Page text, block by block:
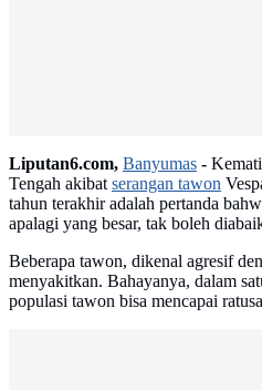
Liputan6.com, Banyumas -
Tengah akibatserangan tawon
tahun terakhir adalah pertanda
apalagi yang besar, tak boleh
Beberapa tawon, dikenal agresif
menyakitkan. Bahayanya, dalam
populasi tawon bisa mencapai